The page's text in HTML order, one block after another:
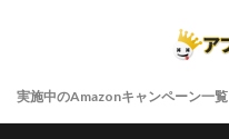
実施中のAmazonキャンペーン一覧